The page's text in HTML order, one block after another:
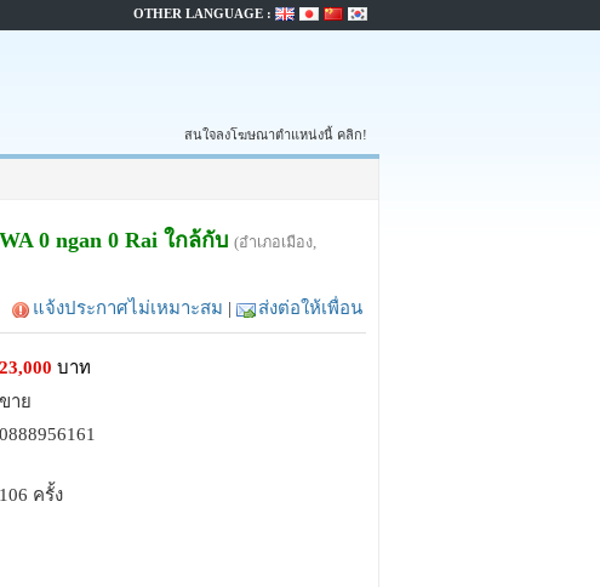
สนใจลงโฆษณาตำแหน่งนี้ คลิก!
OTHER LANGUAGE :
0 ngan 0 Rai ใกล้กับ (อำเภอเมือง,
แจ้งประกาศไม่เหมาะสม | ส่งต่อให้เพื่อน
23,000 บาท
าย
ครั้ง